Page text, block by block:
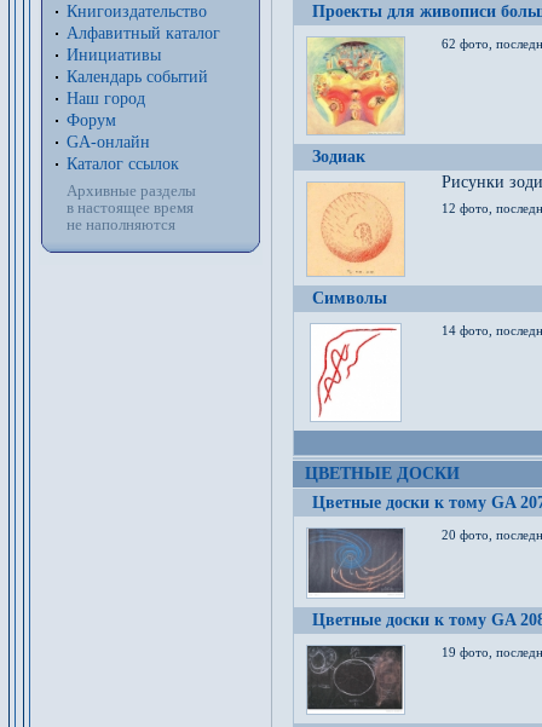
Книгоиздательство
Алфавитный каталог
Инициативы
Календарь событий
Наш город
Форум
GA-онлайн
Каталог ссылок
Архивные разделы
в настоящее время
не наполняются
Проекты для живописи
62 фото,
Зодиак
Рисунки
12 фото,
Символы
14 фото,
ЦВЕТНЫЕ ДОСКИ
Цветные доски к тому GA
20 фото,
Цветные доски к тому GA
19 фото,